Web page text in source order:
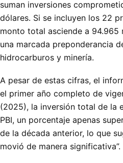
suman inversiones
dólares. Si se incluyen los 22
monto total asciende a 94.965
una marcada preponderancia
hidrocarburos y minería.
A pesar de estas cifras, el
el primer año completo de
(2025), la inversión total de la
PBI, un porcentaje apenas
de la década anterior, lo que
movió de manera significativa”.